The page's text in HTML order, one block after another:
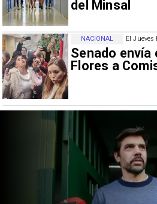
del Minsal
El Jueves
Senado envía
Flores a
NACIONAL